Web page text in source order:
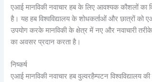
एआई मानविकी नवाचार हब के लिए आवश्यक कौशलों का
है। यह हब विश्वविद्यालय के शोधकर्ताओं और छात्रों को
उपयोग करके मानविकी के क्षेत्र में नए और नवाचारी
का अवसर प्रदान करता है।
निष्कर्ष
एआई मानविकी नवाचार हब वुल्वरहैम्पटन विश्वविद्यालय